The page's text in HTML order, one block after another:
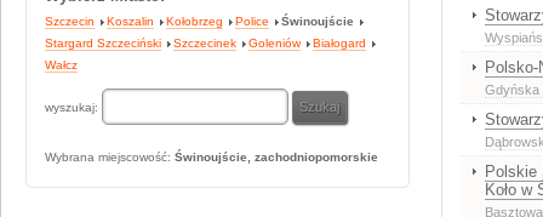
Szczecin Koszalin Kołobrzeg Police
Świnoujście
Stargard Szczeciński
Szczecinek Goleniów
Białogard
Wałcz
wyszukaj:
Wybrana miejscowość: Świnoujście, zachodniopomorskie
Gdyńska
Polskie
Koło w